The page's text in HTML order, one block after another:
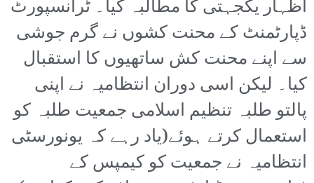
اظہار یکجہتی کا مطالبہ کیا۔ ٹرانسپورٹ
ڈپارٹمنٹ کے محنت کشوں نے گرم جوشی
سے اپنے محنت کش ساتھیوں کا استقبال
کیا۔ لیکن اسی دوران انتظامیہ نے اپنی
پالتو طلبہ تنظیم اسلامی جمعیت طلبہ کو
استعمال کرتے ہوئے(یاد رہے کہ یونورسٹی
انتظامیہ نے جمعیت کو کیمپس کے